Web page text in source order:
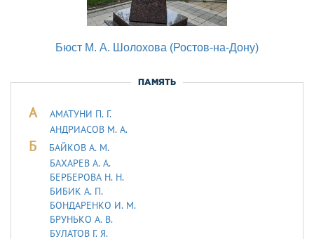
Бюст М. А. Шолохова (Ростов-на-Дону)
ПАМЯТЬ
А
АМАТУНИ П. Г.
АНДРИАСОВ М. А.
Б
БАЙКОВ А. М.
БАХАРЕВ А. А.
БЕРБЕРОВА Н. Н.
БИБИК А. П.
БОНДАРЕНКО И. М.
БРУНЬКО А. В.
БУЛАТОВ Г. Я.